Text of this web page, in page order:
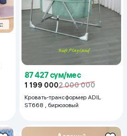
87 427 сум/мес
1 199 0002 000 000
Кровать-трансформер ADIL
ST668 , бирюзовый